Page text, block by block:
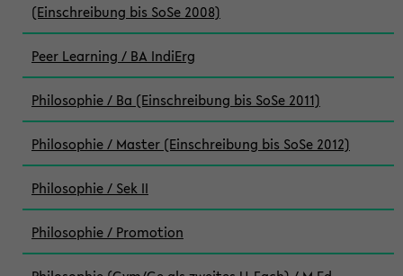
(Einschreibung bis SoSe 2008)
Peer Learning / BA IndiErg
Philosophie / Ba (Einschreibung bis SoSe 2011)
Philosophie / Master (Einschreibung bis SoSe 2012)
Philosophie / Sek II
Philosophie / Promotion